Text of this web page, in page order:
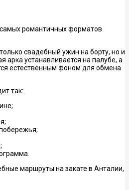
романтичных форматов
свадебный ужин на борту, но и
арка устанавливается на палубе, а
естественным фоном для обмена
так:
маршруты на закате в Анталии,